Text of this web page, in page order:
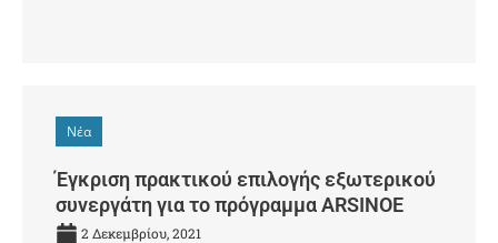
Νέα
Έγκριση πρακτικού επιλογής εξωτερικού
συνεργάτη για το πρόγραμμα ARSINOE
2 Δεκεμβρίου, 2021